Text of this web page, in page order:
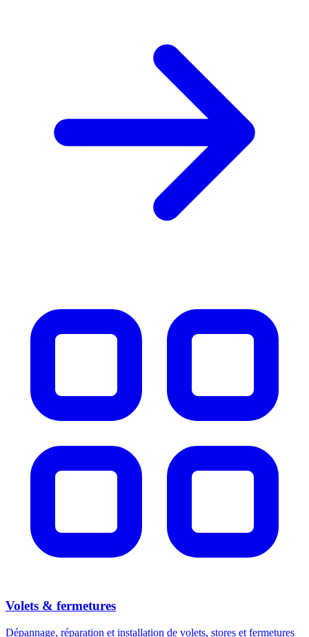
Volets & fermetures
Dépannage, réparation et installation de volets, stores et fermetures